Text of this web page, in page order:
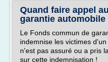
Quand faire appel
garantie automobile
Le Fonds commun de
indemnise les victimes
n'est pas assuré ou a pris
sur cette indemnisation !